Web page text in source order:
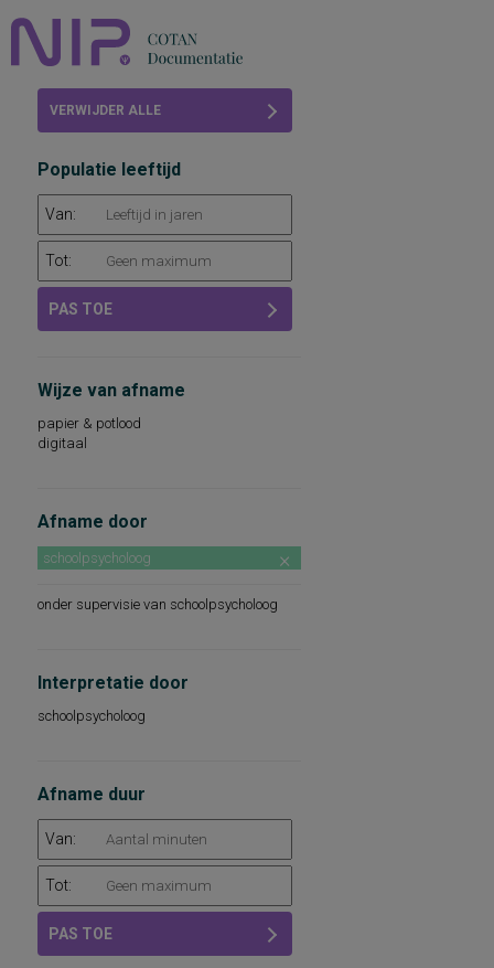
Abonneren
VERWIJDER ALLE
Populatie leeftijd
Van:
Tot:
PAS TOE
Wijze van afname
papier & potlood
digitaal
Afname door
schoolpsycholoog
onder supervisie van schoolpsycholoog
Interpretatie door
schoolpsycholoog
Afname duur
Van:
Tot:
PAS TOE